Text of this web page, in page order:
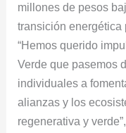
millones de pesos
transición energética
“Hemos querido
Verde que pasemos
individuales a
alianzas y los
regenerativa y